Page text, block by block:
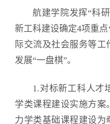
航建学院发挥“科
新工科建设确定4项重
际交流及社会服务等
发展“一盘棋”。
1.对标新工科人才
学类课程建设实施方案
力学类基础课程建设为